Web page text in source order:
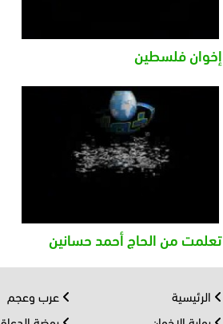
إخوان فلسطين
تعلمت من الحاج أحمد حسانين
الرئيسية
عرب وعجم